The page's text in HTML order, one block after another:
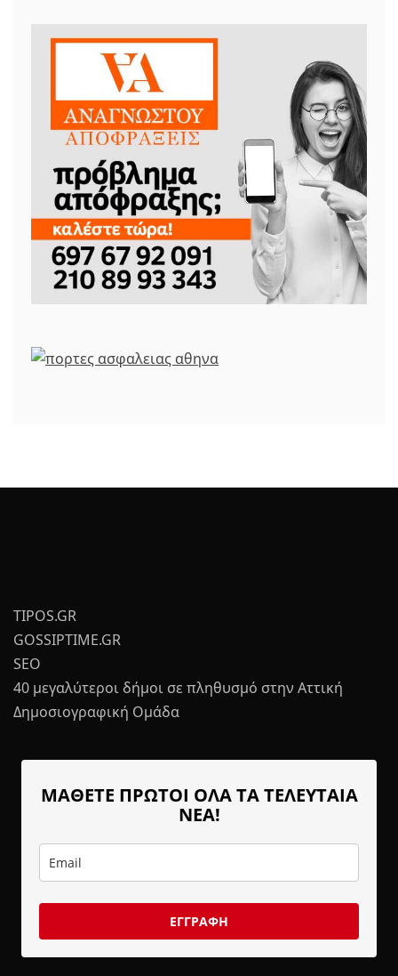
TIPOS.GR
GOSSIPTIME.GR
SEO
40 μεγαλύτεροι δήμοι σε πληθυσμό στην Αττική
Δημοσιογραφική Ομάδα
ΜΑΘΕΤΕ ΠΡΩΤΟΙ ΟΛΑ ΤΑ ΤΕΛΕΥΤΑΙΑ
ΝΕΑ!
ΕΓΓΡΑΦΗ